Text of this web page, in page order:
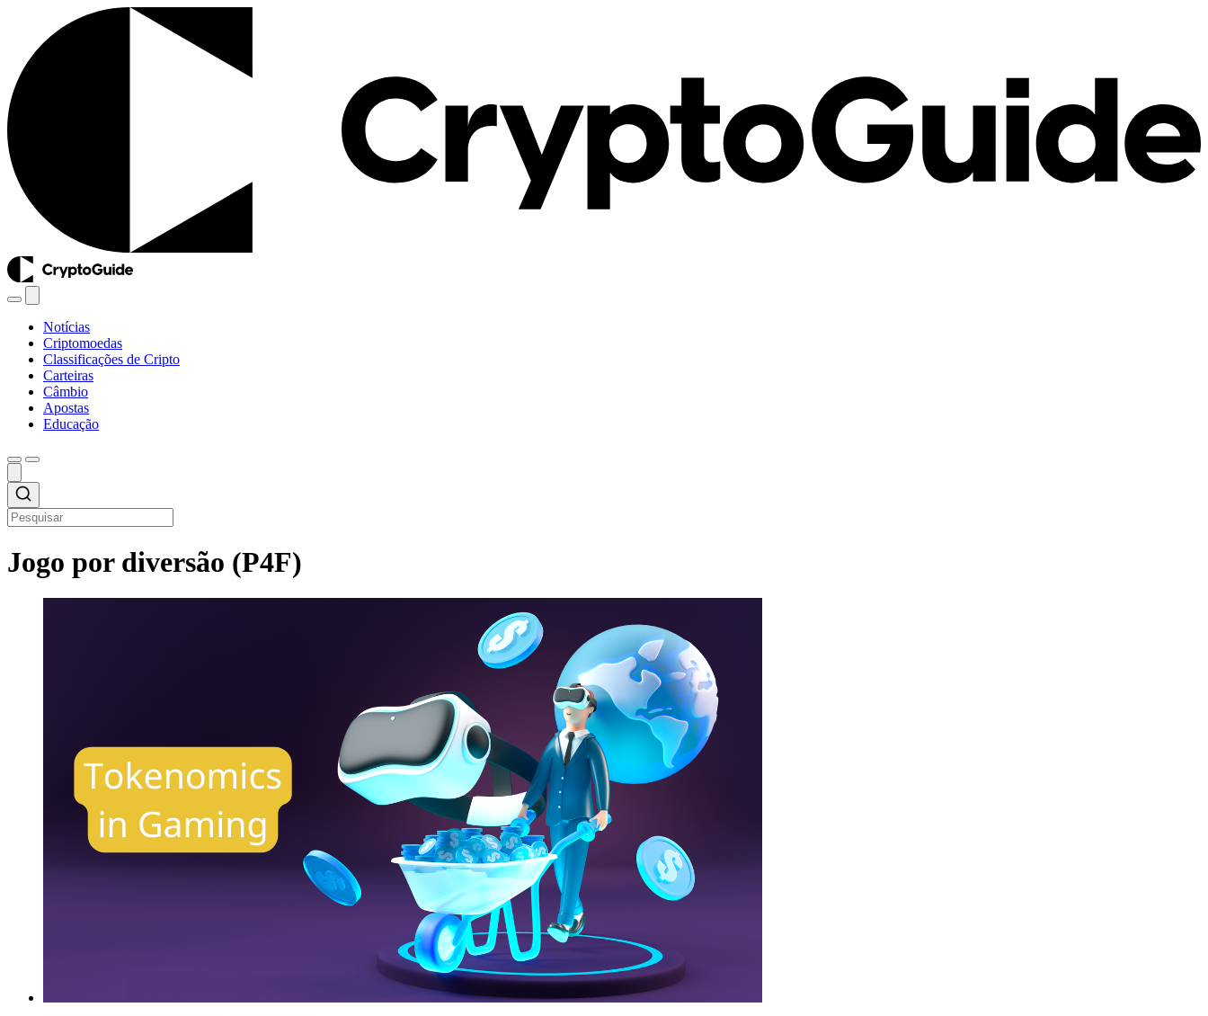
Notícias
Criptomoedas
Classificações de Cripto
Carteiras
Câmbio
Apostas
Educação
Jogo por diversão (P4F)